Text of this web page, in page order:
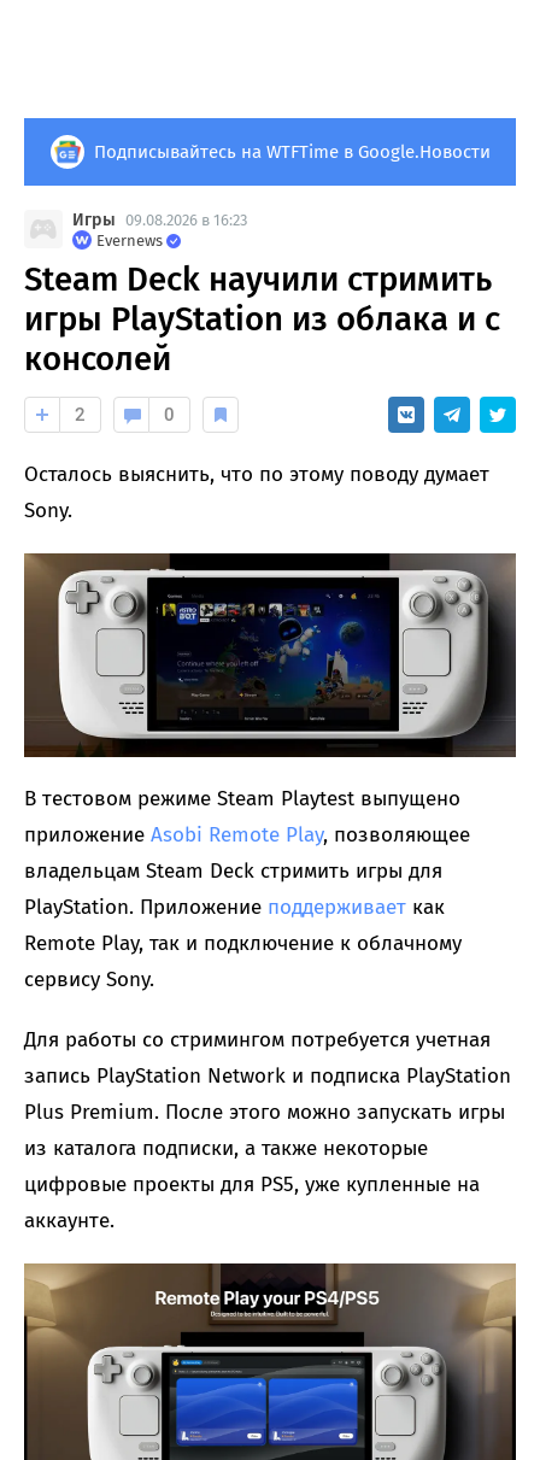
Подписывайтесь на WTFTime в Google.Новости
Игры 09.08.2026 в 16:23
Evernews
Steam Deck научили стримить
игры PlayStation из облака и с
консолей
2 0
Осталось выяснить, что по этому поводу думает
Sony.
В тестовом режиме Steam Playtest выпущено
приложение Asobi Remote Play, позволяющее
владельцам Steam Deck стримить игры для
PlayStation. Приложение поддерживает как
Remote Play, так и подключение к облачному
сервису Sony.
Для работы со стримингом потребуется учетная
запись PlayStation Network и подписка PlayStation
Plus Premium. После этого можно запускать игры
из каталога подписки, а также некоторые
цифровые проекты для PS5, уже купленные на
аккаунте.